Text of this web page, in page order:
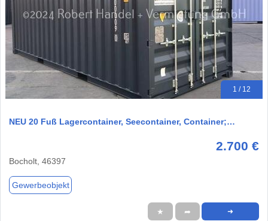
1 / 12
NEU 20 Fuß Lagercontainer, Seecontainer, Container;…
2.700 €
Bocholt, 46397
Gewerbeobjekt
★ ➦ ➜